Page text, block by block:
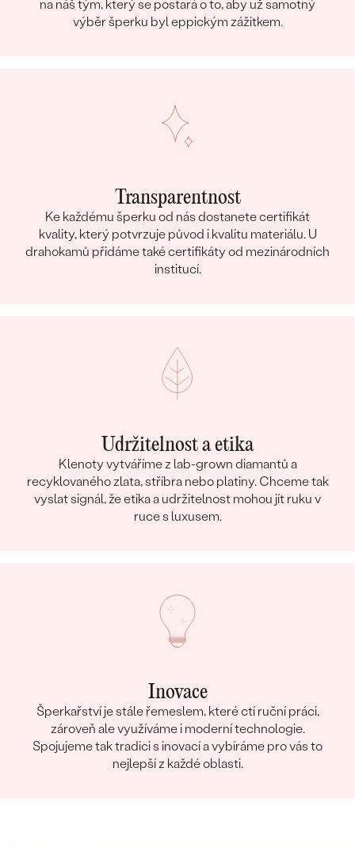
na náš tým, který se postará o to, aby už samotný
výběr šperku byl eppickým zážitkem.
Transparentnost
Ke každému šperku od nás dostanete certifikát
kvality, který potvrzuje původ i kvalitu materiálu. U
drahokamů přidáme také certifikáty od mezinárodních
institucí.
Udržitelnost a etika
Klenoty vytváříme z lab-grown diamantů a
recyklovaného zlata, stříbra nebo platiny. Chceme tak
vyslat signál, že etika a udržitelnost mohou jít ruku v
ruce s luxusem.
Inovace
Šperkařství je stále řemeslem, které ctí ruční práci,
zároveň ale využíváme i moderní technologie.
Spojujeme tak tradici s inovací a vybíráme pro vás to
nejlepší z každé oblasti.